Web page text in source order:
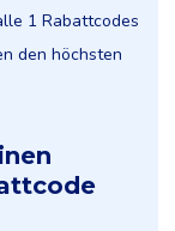
1 Rabattcodes
den höchsten